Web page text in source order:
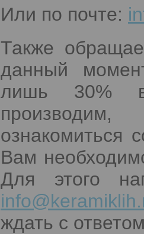
Или по почте:
Также
данный
лишь 30%
ознакомиться
Вам
Для этого
ждать с